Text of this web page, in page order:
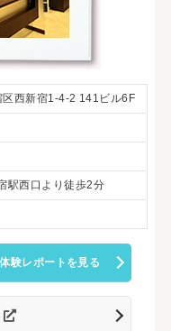
西新宿1-4-2 141ビル6F
駅西口より徒歩2分
体験レポートを見る